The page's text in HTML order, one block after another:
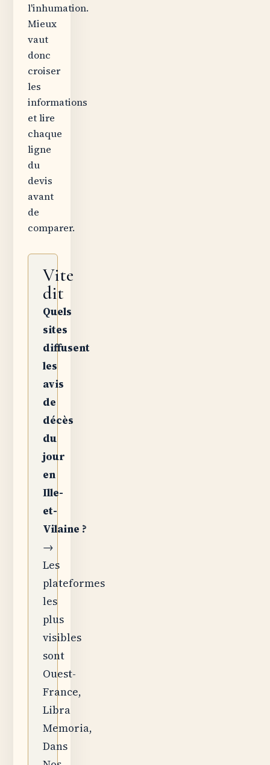
l'inhumation.
Mieux
vaut
donc
croiser
les
informations
et lire
chaque
ligne
du
devis
avant
de
comparer.
Vite
dit
Quels
sites
diffusent
les
avis
de
décès
du
jour
en
Ille-
et-
Vilaine ?
→
Les
plateformes
les
plus
visibles
sont
Ouest-
France,
Libra
Memoria,
Dans